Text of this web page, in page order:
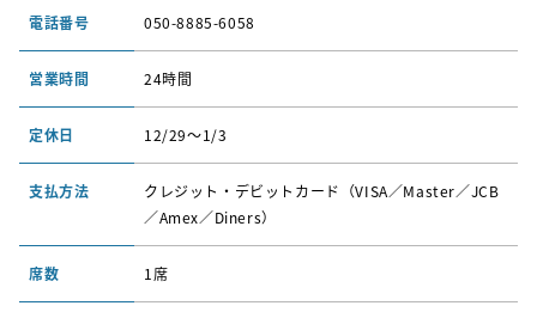
電話番号 050-8885-6058
営業時間 24時間
定休日 12/29〜1/3
支払方法
クレジット・デビットカード（VISA／Master／JCB
／Amex／Diners）
席数 1席